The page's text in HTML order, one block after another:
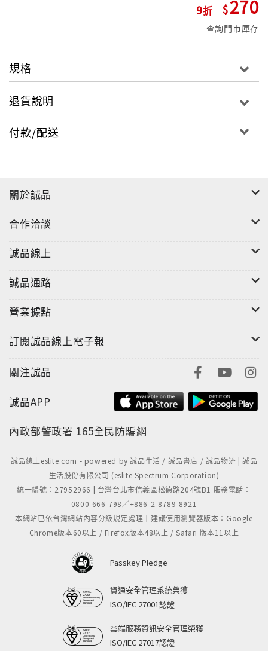
9 270
查詢門市庫存
規格
退貨說明
付款/配送
關於誠品
合作洽談
誠品線上
誠品通路
營業據點
訂閱誠品線上電子報
關注誠品
誠品APP
內政部警政署 165全民防騙網
誠品線上eslite.com - powered by 誠品生活 / 誠品書店 / 誠品物流 | 誠品
生活股份有限公司 (eslite Spectrum Corporation)
統一編號：27952966 | 台灣台北市信義區松德路204號B1 服務電話：
0800-666-798／+886-2-8789-8921
本網站已依台灣網站內容分級規定處理｜建議使用瀏覽器版本：Google
Chrome版本60以上 / Firefox版本48以上 / Safari 版本11以上
Passkey Pledge
資通安全管理系統榮獲
ISO/IEC 27001認證
雲端服務資訊安全管理榮獲
ISO/IEC 27017認證